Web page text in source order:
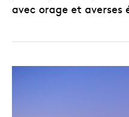
avec orage et averses